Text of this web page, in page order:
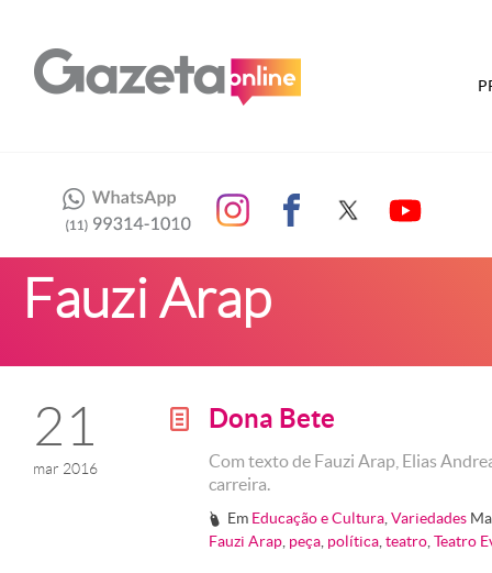
Fauzi Arap
21
mar 2016
g Dona Bete
Com texto de Fauzi Arap, Elias
carreira.
# Em Educação e Cultura ,Variedades
Fauzi Arap peça política teatro Teatro